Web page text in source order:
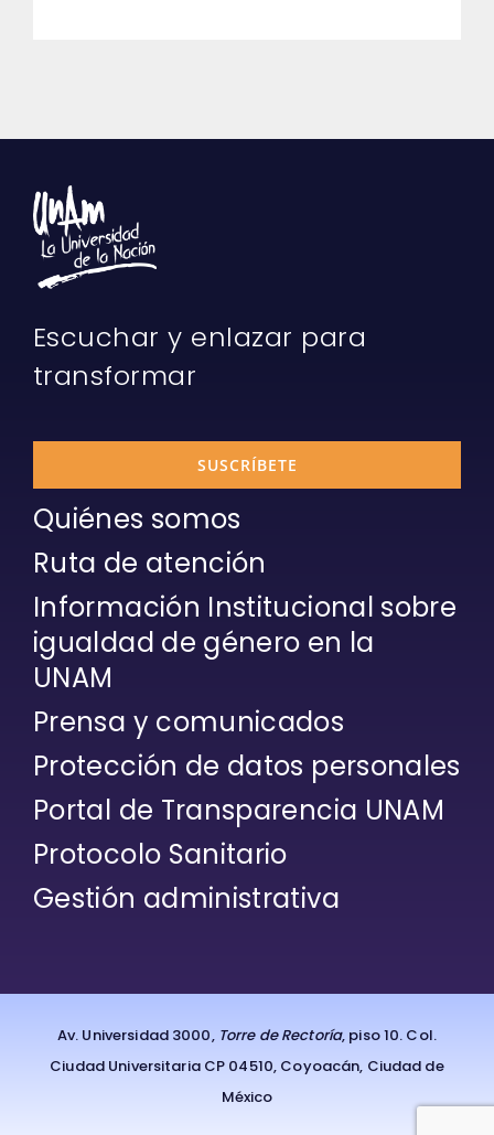
Escuchar y enlazar para
transformar
SUSCRÍBETE
Quiénes somos
Ruta de atención
Información Institucional sobre
igualdad de género en la
UNAM
Prensa y comunicados
Protección de datos personales
Portal de Transparencia UNAM
Protocolo Sanitario
Gestión administrativa
Av. Universidad 3000, Torre de Rectoría, piso 10. Col.
Ciudad Universitaria CP 04510, Coyoacán, Ciudad de
México